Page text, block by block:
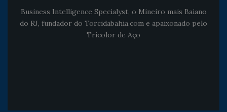
Business Intelligence Specialyst, o Mineiro mais Baiano
do RJ, fundador do Torcidabahia.com e apaixonado pelo
Tricolor de Aço